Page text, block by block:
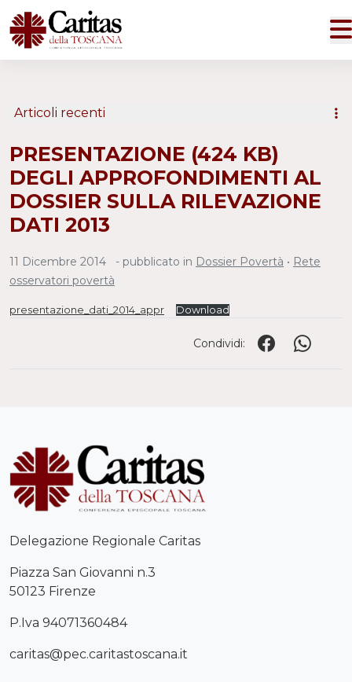
PRESENTAZIONE (424 KB)
DEGLI APPROFONDIMENTI AL
DOSSIER SULLA RILEVAZIONE
DATI 2013
11 Dicembre 2014 - pubblicato in Dossier Povertà • Rete
osservatori povertà
presentazione_dati_2014_appr Download
Condividi:
Articoli recenti
Delegazione Regionale Caritas
Piazza San Giovanni n.3
50123 Firenze
P.Iva 94071360484
caritas@pec.caritastoscana.it